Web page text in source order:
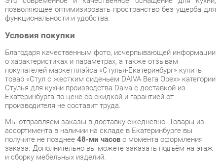
товар «Стул с жестким сиденьем DAIVA Вега Орех» категории
Стулья для кухни производства Daiva с доставкой из
Екатеринбурга по цене со скидкой и гарантией от
производителя не составит труда.
Мы отправляем заказы в доставку ежедневно. Товары из
ассортимента в наличии на складе в Екатеринбурге вы
получите не позднее 48-ми часовс момента оформления
заказа. Дополнительно вы можете заказать подъём на этаж
и сборку мебельных изделий.
Срок доставки в другие регионы, и для товаров, находящихся
на складах производителей, рассчитывается индивидуально.
через формуобратной связи.
В любой момент до передачи заказа в доставку, а также в
течение 7-ми дней после получения заказа вы можете
изменить выборили принять решение об отказе от покупки.